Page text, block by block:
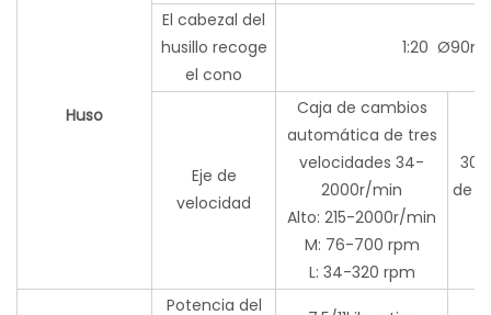
Huso
El cabezal del
husillo recoge
el cono
1:20
Eje de
velocidad
Caja de cambios
automática de tres
velocidades 34-
2000r/min
Alto: 215-2000r/min
M: 76-700 rpm
L: 34-320 rpm
30-
de
Potencia del